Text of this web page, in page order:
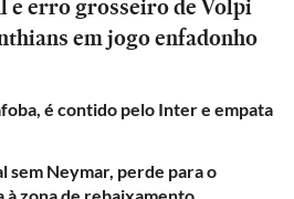
e erro grosseiro de Volpi
em jogo enfadonho
é contido pelo Inter e empata
sem Neymar, perde para o